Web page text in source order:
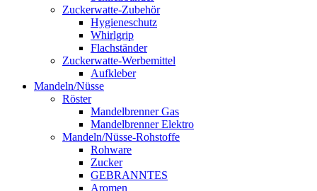
Zuckerwatte-Zubehör
Hygieneschutz
Whirlgrip
Flachständer
Zuckerwatte-Werbemittel
Aufkleber
Mandeln/Nüsse
Röster
Mandelbrenner Gas
Mandelbrenner Elektro
Mandeln/Nüsse-Rohstoffe
Rohware
Zucker
GEBRANNTES
Aromen